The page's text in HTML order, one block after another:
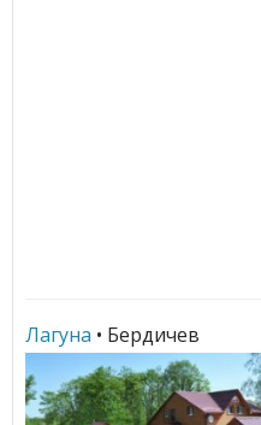
Лагуна • Бердичев